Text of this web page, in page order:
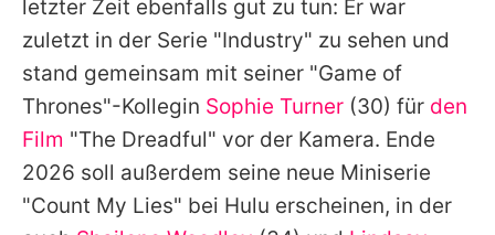
letzter Zeit ebenfalls gut zu tun: Er war
zuletzt in der Serie "Industry" zu sehen und
stand gemeinsam mit seiner "Game of
Thrones"-Kollegin Sophie Turner (30) für den
Film "The Dreadful" vor der Kamera. Ende
2026 soll außerdem seine neue Miniserie
"Count My Lies" bei Hulu erscheinen, in der